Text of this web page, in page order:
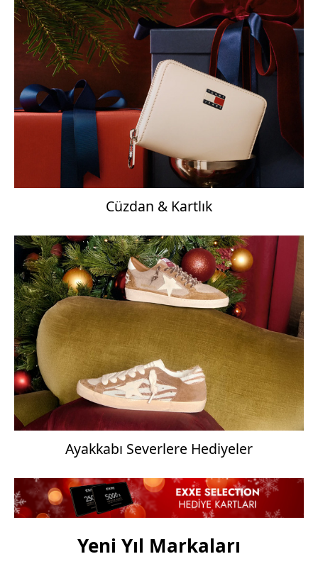
Cüzdan & Kartlık
Ayakkabı Severlere Hediyeler
Yeni Yıl Markaları